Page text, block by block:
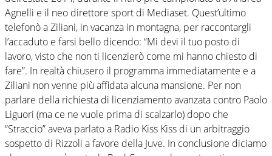
Agnelli e il neo direttore sport di Mediaset. Quest’ultimo
telefonò a Ziliani, in vacanza in montagna, per raccontargli
l’accaduto e farsi bello dicendo: “Mi devi il tuo posto di
lavoro, visto che non ti licenzierò come mi hanno chiesto di
fare”. In realtà chiusero il programma immediatamente e a
Ziliani non venne più affidata alcuna mansione. Per non
parlare della richiesta di licenziamento avanzata contro Paolo
Liguori (ma ce ne vuole prima di scalzarlo) dopo che
“Straccio” aveva parlato a Radio Kiss Kiss di un arbitraggio
sospetto di Rizzoli a favore della Juve. In conclusione diciamo